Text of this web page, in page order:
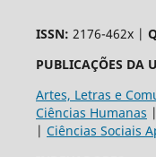
ISSN: 2176-462x |
PUBLICAÇÕES DA
Artes, Letras e
Ciências Humanas |
| Ciências Sociais